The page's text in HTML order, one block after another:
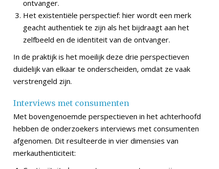
ontvanger.
Het existentiële perspectief: hier wordt een merk
geacht authentiek te zijn als het bijdraagt aan het
zelfbeeld en de identiteit van de ontvanger.
In de praktijk is het moeilijk deze drie perspectieven
duidelijk van elkaar te onderscheiden, omdat ze vaak
verstrengeld zijn.
Interviews met consumenten
Met bovengenoemde perspectieven in het achterhoofd
hebben de onderzoekers interviews met consumenten
afgenomen. Dit resulteerde in vier dimensies van
merkauthenticiteit: